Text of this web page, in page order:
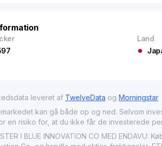
Land
leveret af TwelveData og Morningstar
kan gå både op og ned. Selvom
en risiko for, at du ikke får de investerede
I BLUE INNOVATION CO MED